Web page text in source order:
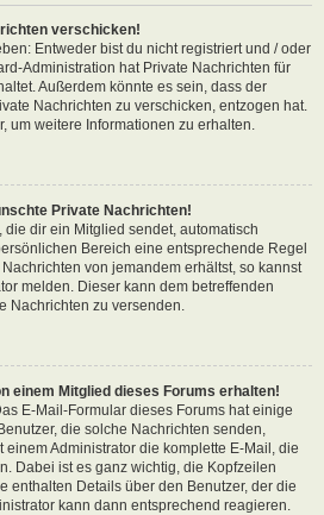
verschicken!
Entweder bist du nicht registriert und / oder
Administration hat Private Nachrichten für
Außerdem könnte es sein, dass der
Nachrichten zu verschicken, entzogen hat.
um weitere Informationen zu erhalten.
Private Nachrichten!
dir ein Mitglied sendet, automatisch
Bereich eine entsprechende Regel
von jemandem erhältst, so kannst
melden. Dieser kann dem betreffenden
Nachrichten zu versenden.
einem Mitglied dieses Forums erhalten!
E-Mail-Formular dieses Forums hat einige
die solche Nachrichten senden,
Administrator die komplette E-Mail, die
Dabei ist es ganz wichtig, die Kopfzeilen
enthalten Details über den Benutzer, der die
kann dann entsprechend reagieren.